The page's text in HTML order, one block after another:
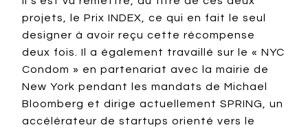
projets, le Prix INDEX, ce qui en fait le seul
designer à avoir reçu cette récompense
deux fois. Il a également travaillé sur le « NYC
Condom » en partenariat avec la mairie de
New York pendant les mandats de Michael
Bloomberg et dirige actuellement SPRING, un
accélérateur de startups orienté vers le